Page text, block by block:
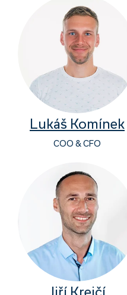
Lukáš Komínek
COO & CFO
Jiří Krejčí